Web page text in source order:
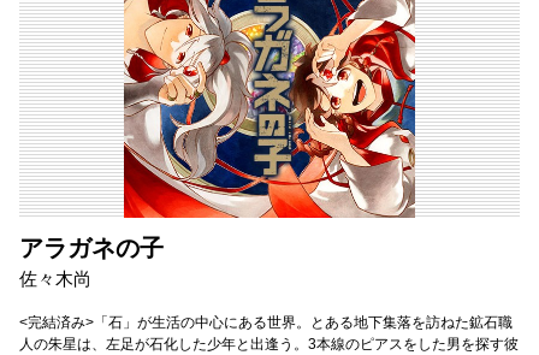
アラガネの子
佐々木尚
<完結済み>「石」が生活の中心にある世界。とある地下集落を訪ねた鉱石職
人の朱星は、左足が石化した少年と出逢う。3本線のピアスをした男を探す彼